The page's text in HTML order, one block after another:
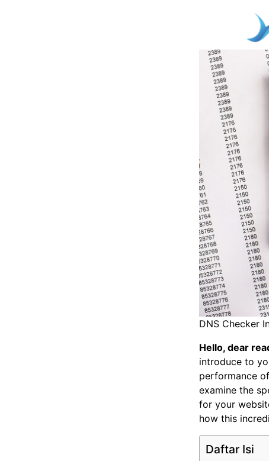
DNS Checker
Hello, dear
introduce to
performance
examine the
for your
how this
Daftar Isi